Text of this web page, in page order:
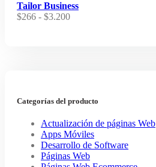
$2.000
precios:
Tailor Business
$266 - $3.200Rango
Categorías del producto
Actualización de páginas Web
Apps Móviles
Desarrollo de Software
Páginas Web